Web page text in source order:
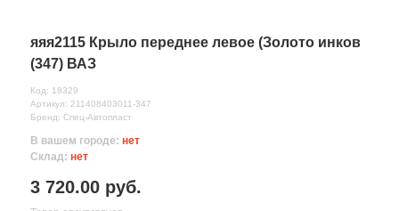
яяя2115 Крыло переднее левое (Золото инков
(347) ВАЗ
Код: 18329
Артикул: 211408403011-347
Бренд: Спец-Автопласт
В вашем городе: нет
Склад: нет
3 720.00 руб.